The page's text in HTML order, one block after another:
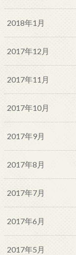
2018年1月
2017年12月
2017年11月
2017年10月
2017年9月
2017年8月
2017年7月
2017年6月
2017年5月